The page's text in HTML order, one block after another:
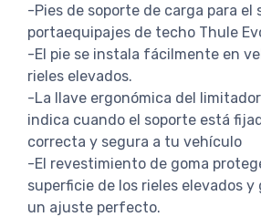
-Pies de soporte de carga para el
portaequipajes de techo Thule
-El pie se instala fácilmente en
rieles elevados.
-La llave ergonómica del
indica cuando el soporte está
correcta y segura a tu vehículo
-El revestimiento de goma
superficie de los rieles elevados
un ajuste perfecto.